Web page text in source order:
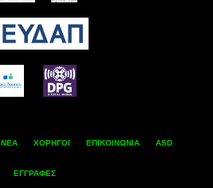
ΝΕΑ ΧΟΡΗΓΟΙ ΕΠΙΚΟΙΝΩΝΙΑ ASD
ΕΓΓΡΑΦΕΣ